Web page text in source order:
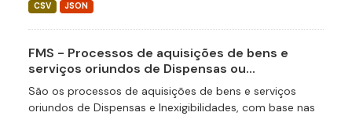
CSV JSON
FMS - Processos de aquisições de bens e
serviços oriundos de Dispensas ou...
São os processos de aquisições de bens e serviços
oriundos de Dispensas e Inexigibilidades, com base nas